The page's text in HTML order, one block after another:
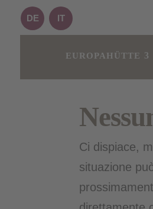
DE IT
EUROPAHÜTTE
Ci dispiace,
situazione